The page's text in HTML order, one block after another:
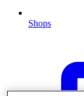
Shops